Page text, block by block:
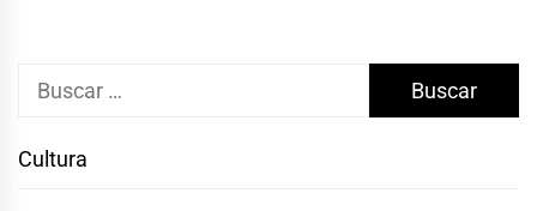
Buscar:
Cultura